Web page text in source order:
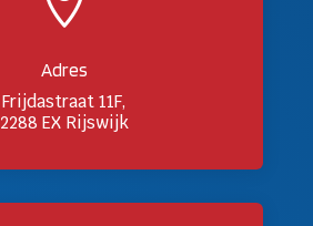
Adres
Frijdastraat 11F,
2288 EX Rijswijk